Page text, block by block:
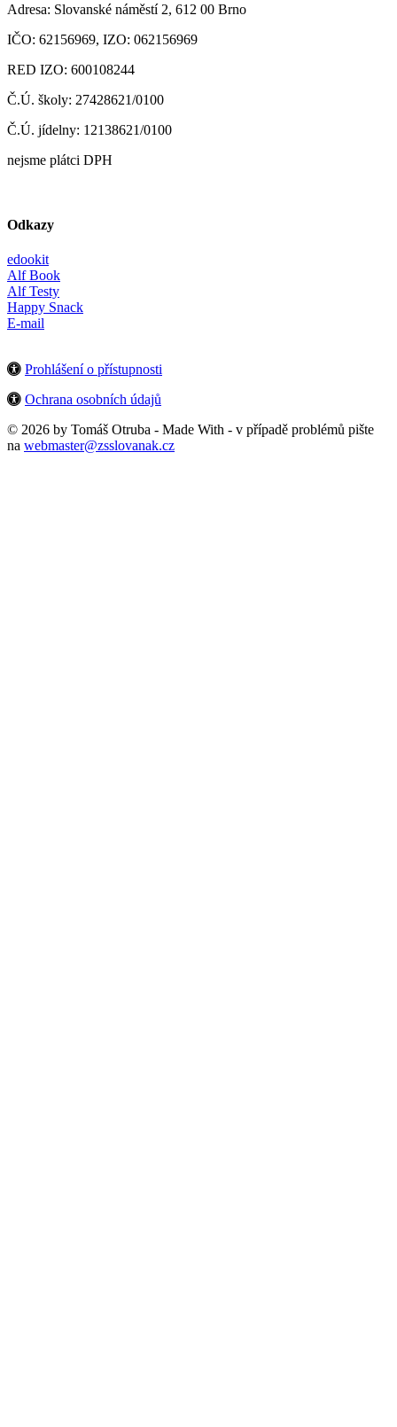
Adresa: Slovanské náměstí 2, 612 00 Brno
IČO: 62156969, IZO: 062156969
RED IZO: 600108244
Č.Ú. školy: 27428621/0100
Č.Ú. jídelny: 12138621/0100
nejsme plátci DPH
Odkazy
edookit
Alf Book
Alf Testy
Happy Snack
E-mail
Prohlášení o přístupnosti
Ochrana osobních údajů
© 2026 by Tomáš Otruba - Made With - v případě problémů pište
na webmaster@zsslovanak.cz